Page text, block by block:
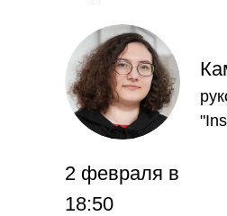
2 февраля в
18:50